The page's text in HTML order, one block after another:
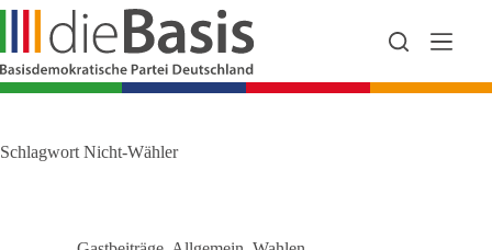
Zum
springen
Schlagwort Nicht-Wähler